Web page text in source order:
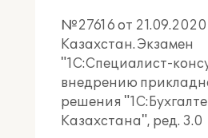
№27616 от 21.09.2020
Казахстан. Экзамен
"1С:Специалист-
внедрению
решения
Казахстана", ред. 3.0